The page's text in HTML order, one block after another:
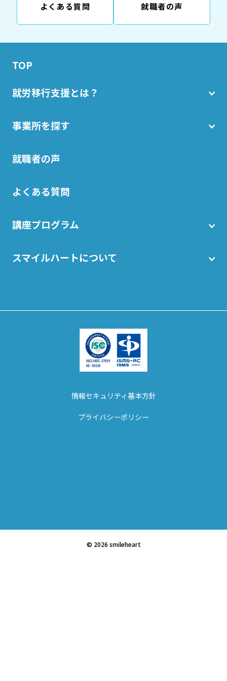
よくある質問 就職者の声
TOP
就労移行支援とは？
事業所を探す
就職者の声
よくある質問
講座プログラム
スマイルハートについて
情報セキュリティ基本方針
プライバシーポリシー
© 2026 smileheart